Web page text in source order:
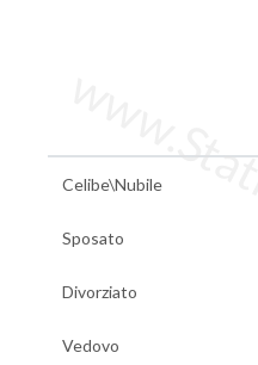
Celibe\Nubile
Sposato
Divorziato
Vedovo